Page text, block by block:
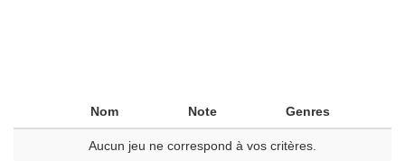
Nom Note Genres
Aucun jeu ne correspond à vos critères.